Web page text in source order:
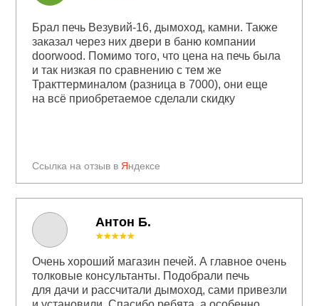
Антон Б.
Ссылка на отзыв в Яндексе
Брал печь Везувий-16, дымоход, камни. Также
заказал через них двери в баню компании
doorwood. Помимо того, что цена на печь была
и так низкая по сравнению с тем же
Тракттерминалом (разница в 7000), они еще
на всё приобретаемое сделали скидку
★★★★★
Очень хороший магазин печей. А главное очень
толковые консультанты. Подобрали печь
для дачи и рассчитали дымоход, сами привезли